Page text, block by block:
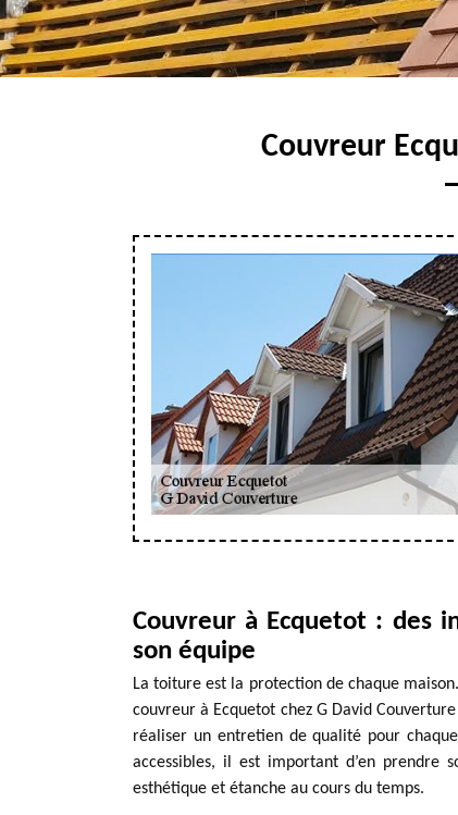
Couvreur
Couvreur à Ecquetot : des
son équipe
La toiture est la protection de chaque
couvreur à Ecquetot chez G David
réaliser un entretien de qualité pour
accessibles, il est important d’en
esthétique et étanche au cours du temps.